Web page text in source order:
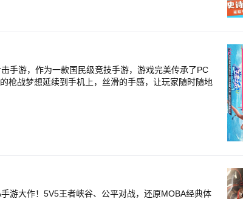
手游，作为一款国民级竞技手游，游戏完美传承了PC
枪战梦想延续到手机上，丝滑的手感，让玩家随时随地
游大作！5V5王者峡谷、公平对战，还原MOBA经典体